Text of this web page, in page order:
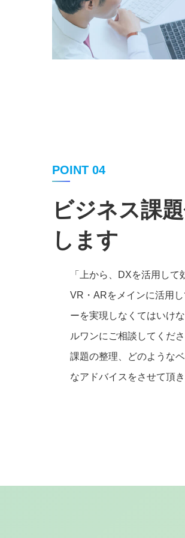
POINT 04
ビジネス課
します
「上から、DXを活用し
VR・ARをメインに活用
ーを実現しなくてはいけ
ルワンにご相談してくださ
課題の整理、どのような
なアドバイスをさせて頂き